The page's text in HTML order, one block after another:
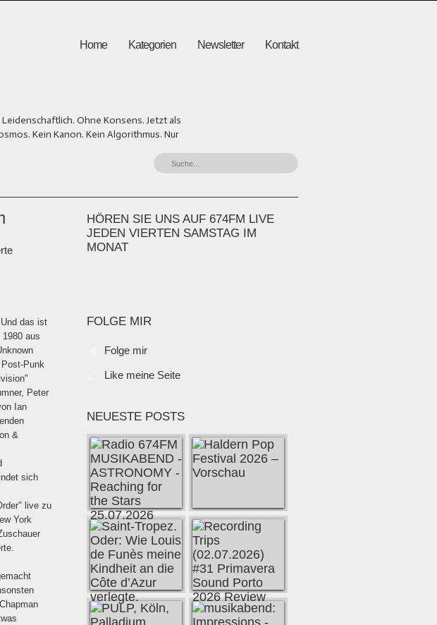
Home Kategorien Newsletter Kontakt
Leidenschaftlich. Ohne Konsens. Jetzt als
Kein Kanon. Kein Algorithmus. Nur
das ist
aus
Punk
Peter
Ian
&
sich
live zu
York
HÖREN SIE UNS AUF 674FM LIVE
JEDEN VIERTEN SAMSTAG IM
MONAT
FOLGE MIR
Folge mir
Like meine Seite
NEUESTE POSTS